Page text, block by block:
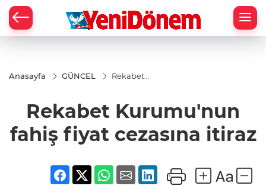
Anasayfa GÜNCEL
Rekabet
cezasına
itiraz
Rekabet Kurumu'nun
fahiş fiyat cezasına itiraz